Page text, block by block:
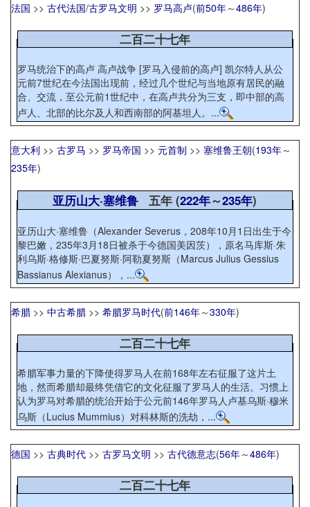
法国 >> 古代法国/古罗马文明 >> 罗马高卢(前50年～486年)
二百二十七年
罗马统治下的高卢 高卢战争 [罗马入侵前的高卢] 凯尔特人从公
元前7世纪在今法国出现前，经过几个世纪与当地原有居民的融
合、交流，至公元前1世纪中，在高卢共分为三支，即中部的高
卢人、北部的比尔及人和西南部的阿基坦人。...
意大利 >> 古罗马 >> 罗马帝国 >> 元首制 >> 塞维鲁王朝(193年～
235年)
亚历山大·塞维鲁 五年 (222年～235年)
亚历山大·塞维鲁（Alexander Severus，208年10月1日出生于今
黎巴嫩，235年3月18日被杀于今德国美因茨），原名马库斯·朱
利乌斯·格修斯·巴夏努斯·阿勒夏努斯（Marcus Julius Gessius
Bassianus Alexianus），...
希腊 >> 中古希腊 >> 希腊罗马时代(前146年～330年)
二百二十七年
希腊军事力量的下降使得罗马人在前168年左右征服了这片土
地，然而希腊却最终凭借它的文化征服了罗马人的生活。习惯上
认为罗马对希腊的统治开始于公元前146年罗马人卢基乌斯·穆米
乌斯（Lucius Mummius）对科林斯的洗劫，...
德国 >> 古典时代 >> 古罗马文明 >> 古代德意志(56年～486年)
二百二十七年